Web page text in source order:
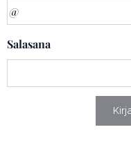
Salasana